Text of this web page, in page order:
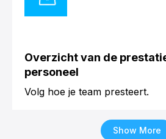
Overzicht van de
personeel
Volg hoe je team presteert.
Show More